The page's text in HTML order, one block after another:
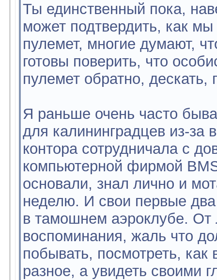
Ты единственный пока,
может подтвердить, как
пулемет, многие думают,
готовы поверить, что
пулемет обратно, дескать,
Я раньше очень часто
для калининградцев из-за
контора сотрудничала с
компьютерной фирмой
основали, знал лично и
неделю. И свои первые
в тамошнем аэроклубе. От
воспоминания, жаль что
побывать, посмотреть,
разное, а увидеть своими